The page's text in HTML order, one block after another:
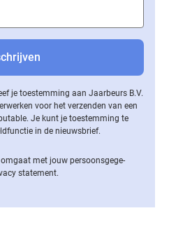
je toestemming aan Jaarbeurs B.V.
voor het verzenden van een
Je kunt je toestemming te
in de nieuwsbrief.
omgaat met jouw per­soons­ge­ge­
statement.